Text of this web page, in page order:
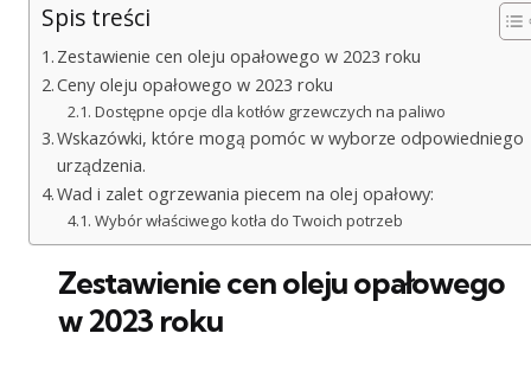
Spis treści
Zestawienie cen oleju opałowego w 2023 roku
Ceny oleju opałowego w 2023 roku
Dostępne opcje dla kotłów grzewczych na paliwo
Wskazówki, które mogą pomóc w wyborze odpowiedniego
urządzenia.
Wad i zalet ogrzewania piecem na olej opałowy:
Wybór właściwego kotła do Twoich potrzeb
Zestawienie cen oleju opałowego
w 2023 roku